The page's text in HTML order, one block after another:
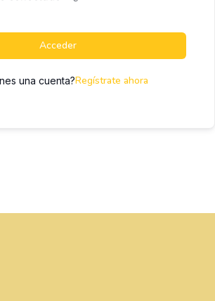
Acceder
una cuenta?Regístrate ahora